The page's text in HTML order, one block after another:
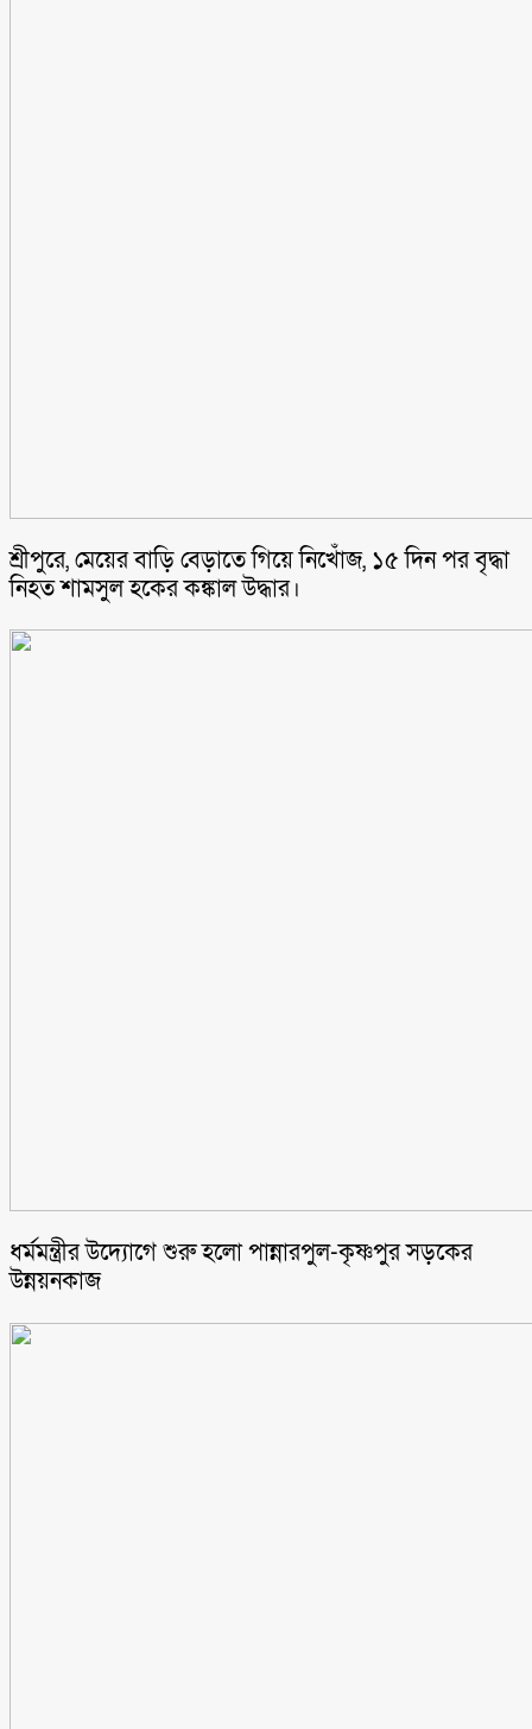
শ্রীপুরে, মেয়ের বাড়ি বেড়াতে গিয়ে নিখোঁজ, ১৫ দিন পর বৃদ্ধা
নিহত শামসুল হকের কঙ্কাল উদ্ধার।
ধর্মমন্ত্রীর উদ্যোগে শুরু হলো পান্নারপুল-কৃষ্ণপুর সড়কের
উন্নয়নকাজ